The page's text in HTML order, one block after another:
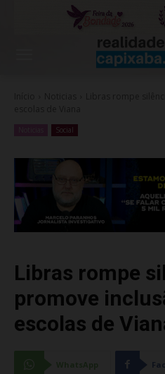
Social
Libras rompe
promove
escolas de